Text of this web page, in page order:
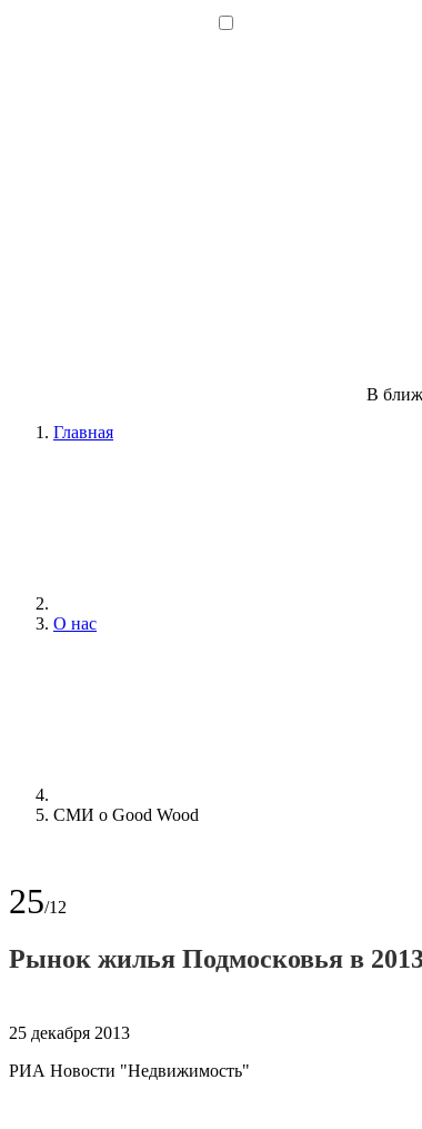
В
Главная
О нас
СМИ о Good Wood
25/12
Рынок жилья Подмосковья в
25 декабря 2013
РИА Новости "Недвижимость"